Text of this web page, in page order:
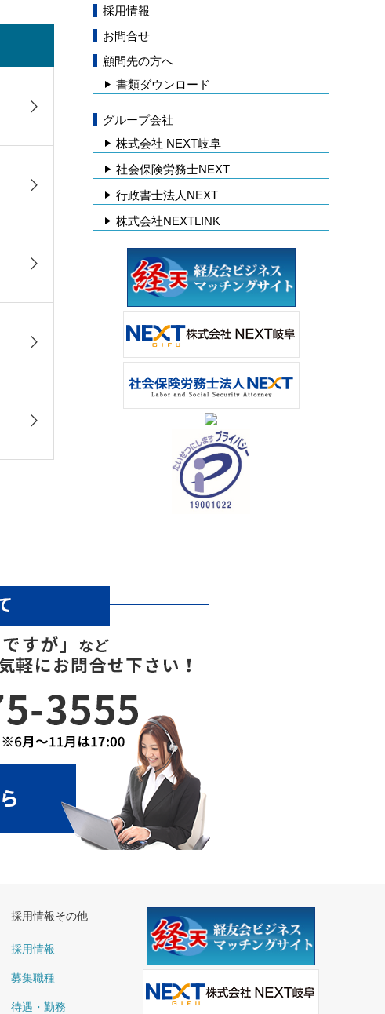
採用情報
お問合せ
顧問先の方へ
書類ダウンロード
グループ会社
株式会社 NEXT岐阜
社会保険労務士NEXT
行政書士法人NEXT
株式会社NEXTLINK
採用情報その他
採用情報
募集職種
待遇・勤務